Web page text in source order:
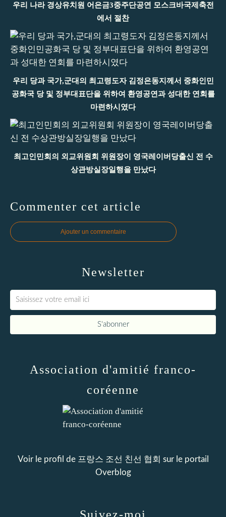
우리 나라 경상유치원 어은금3중주단공연 모스크바국제축전
에서 절찬
우리 당과 국가,군대의 최고령도자 김정은동지께서 중화인민
공화국 당 및 정부대표단을 위하여 환영공연과 성대한 연회를
마련하시였다
최고인민회의 외교위원회 위원장이 영국레이버당출신 전 수
상관방실장일행을 만났다
Commenter cet article
Ajouter un commentaire
Newsletter
Association d'amitié franco-
coréenne
Voir le profil de 프랑스 조선 친선 협회 sur le portail
Overblog
Suivez-moi